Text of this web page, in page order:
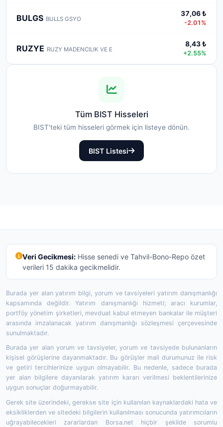
BULGS BULLS GSYO
37,06 ₺
-2.01%
RUZYE RUZY MADENCILIK VE E
8,43 ₺
+2.55%
Tüm BIST Hisseleri
BIST'teki tüm hisseleri görmek için listeye dönün.
BIST Listesi
Veri Gecikmesi:Hisse senedi ve Tahvil-Bono-Repo özet
verileri 15 dakika gecikmelidir.
Burada yer alan yatırım bilgi, yorum ve tavsiyeleri yatırım danışmanlığı
kapsamında değildir. Yatırım danışmanlığı hizmeti; aracı kurumlar,
portföy yönetim şirketleri, mevduat kabul etmeyen bankalar ile müşteri
arasında imzalanacak yatırım danışmanlığı sözleşmesi çerçevesinde
sunulmaktadır.
Burada yer alan yorum ve tavsiyeler, yorum ve tavsiyede bulunanların
kişisel görüşlerine dayanmaktadır. Bu görüşler mali durumunuz ile risk
ve getiri tercihlerinize uygun olmayabilir. Bu nedenle, sadece burada
yer alan bilgilere dayanılarak yatırım kararı verilmesi beklentilerinize
uygun sonuçlar doğurmayabilir.
Gerek site üzerindeki, gerekse site için kullanılan kaynaklardaki hata ve
eksikliklerden ve sitedeki bilgilerin kullanılması sonucunda yatırımcıların
uğrayabilecekleri zararlardan Borsa.net hiçbir şekilde sorumlu